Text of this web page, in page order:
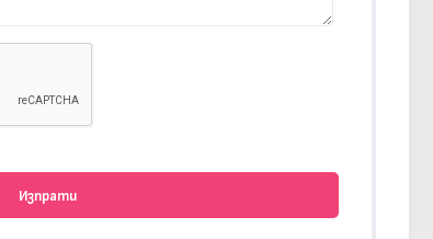
Изпрати